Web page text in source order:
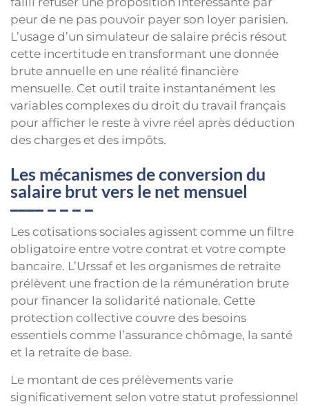
peur de ne pas pouvoir payer son loyer parisien.
L’usage d’un simulateur de salaire précis résout
cette incertitude en transformant une donnée
brute annuelle en une réalité financière
mensuelle. Cet outil traite instantanément les
variables complexes du droit du travail français
pour afficher le reste à vivre réel après déduction
des charges et des impôts.
Les mécanismes de conversion du
salaire brut vers le net mensuel
Les cotisations sociales agissent comme un filtre
obligatoire entre votre contrat et votre compte
bancaire. L’Urssaf et les organismes de retraite
prélèvent une fraction de la rémunération brute
pour financer la solidarité nationale. Cette
protection collective couvre des besoins
essentiels comme l’assurance chômage, la santé
et la retraite de base.
Le montant de ces prélèvements varie
significativement selon votre statut professionnel